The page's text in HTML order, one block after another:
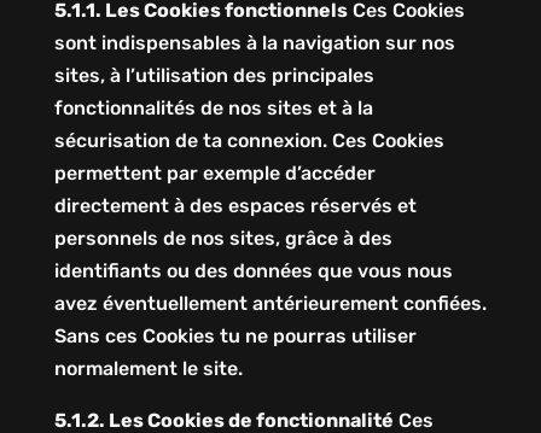
5.1.1. Les Cookies fonctionnelsCes Cookies
sont indispensables à la navigation sur nos
sites, à l’utilisation des principales
fonctionnalités de nos sites et à la
sécurisation de ta connexion. Ces Cookies
permettent par exemple d’accéder
directement à des espaces réservés et
personnels de nos sites, grâce à des
identifiants ou des données que vous nous
avez éventuellement antérieurement confiées.
Sans ces Cookies tu ne pourras utiliser
normalement le site.
5.1.2. Les Cookies de fonctionnalité Ces